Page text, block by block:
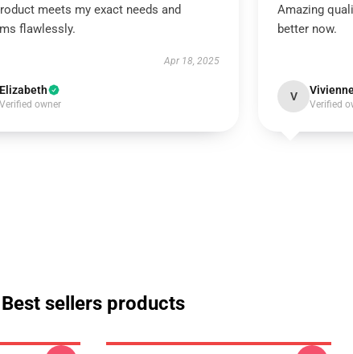
meets my exact needs and
flawlessly.
Apr 18, 2025
Elizabeth
Verified owner
Amazing
better now.
V
Verified
Best sellers products